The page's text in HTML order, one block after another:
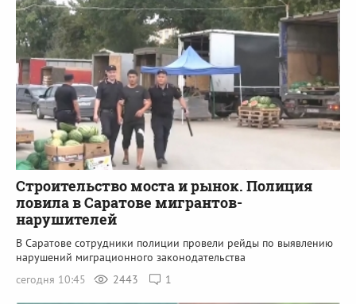
Строительство моста и рынок. Полиция
ловила в Саратове мигрантов-
нарушителей
В Саратове сотрудники полиции провели рейды по выявлению
нарушений миграционного законодательства
сегодня 10:45
2443 1